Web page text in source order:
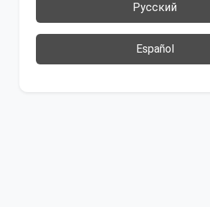
Русский
Español